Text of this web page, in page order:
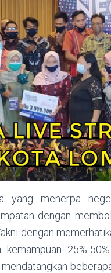
yang menerpa
dengan
dengan
25%-